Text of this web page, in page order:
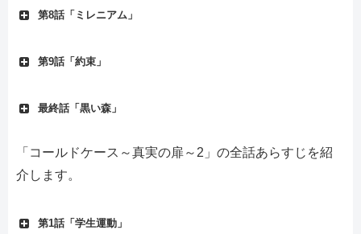
第8話「ミレニアム」
第9話「約束」
最終話「黒い森」
「コールドケース～真実の扉～2」の全話あらすじを紹
介します。
第1話「学生運動」